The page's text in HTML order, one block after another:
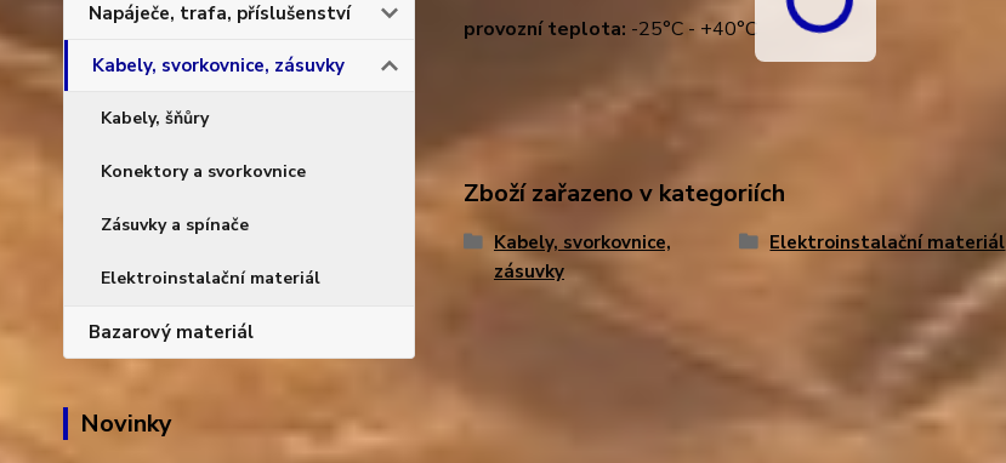
Napáječe, trafa, příslušenství
Kabely, svorkovnice, zásuvky
Kabely, šňůry
Konektory a svorkovnice
Zásuvky a spínače
Elektroinstalační materiál
Bazarový materiál
Novinky
provozní teplota: -25°C - +40°C
Zboží zařazeno v kategoriích
Kabely, svorkovnice,
zásuvky
Elektroinstalační materiál